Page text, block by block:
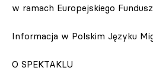
w ramach Europejskiego
Informacja w Polskim Języku
O SPEKTAKLU